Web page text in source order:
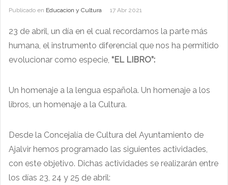
Publicado en Educacion y Cultura 17 Abr 2021
23 de abril, un día en el cual recordamos la parte más
humana, el instrumento diferencial que nos ha permitido
evolucionar como especie, “EL LIBRO”:
Un homenaje a la lengua española. Un homenaje a los
libros, un homenaje a la Cultura.
Desde la Concejalía de Cultura del Ayuntamiento de
Ajalvir hemos programado las siguientes actividades,
con este objetivo. Dichas actividades se realizarán entre
los días 23, 24 y 25 de abril: